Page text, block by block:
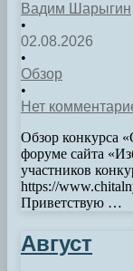
Вадим Шарыгин
•
02.08.2026
•
Обзор
•
Нет
­­­­­­­Обзор конкурса
форуме сайта
участников
https://
Приветствую …
Август